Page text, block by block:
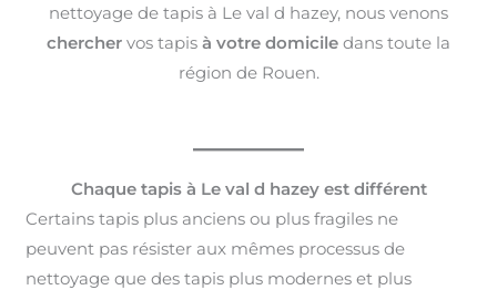
nettoyage de tapis à Le val d hazey, nous venons
chercher vos tapis à votre domicile dans toute la
région de Rouen.
Chaque tapis à Le val d hazey est différent
Certains tapis plus anciens ou plus fragiles ne
peuvent pas résister aux mêmes processus de
nettoyage que des tapis plus modernes et plus